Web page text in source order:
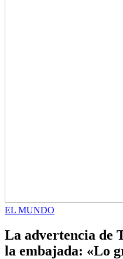
EL MUNDO
La advertencia de
la embajada: «Lo